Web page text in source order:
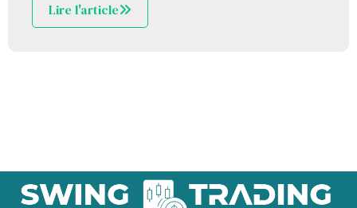
Lire l'article